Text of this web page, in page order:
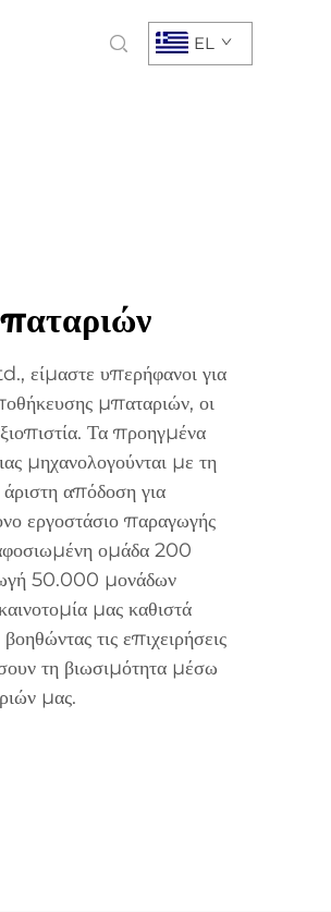
EL
υπερήφανοι για
μπαταριών, οι
Τα προηγμένα
μηχανολογούνται με τη
άριστη απόδοση για
εργοστάσιο παραγωγής
ομάδα 200
50.000 μονάδων
μας καθιστά
τις επιχειρήσεις
τη βιωσιμότητα μέσω
μας.